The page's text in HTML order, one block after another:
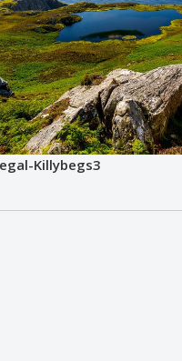
Killybegs3